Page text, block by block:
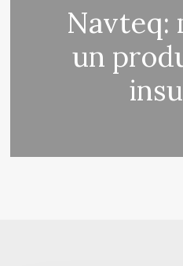
Navteq:
un